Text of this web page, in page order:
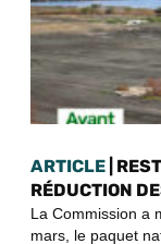
ARTICLE |
RÉDUCTION
La Commission a
mars, le paquet